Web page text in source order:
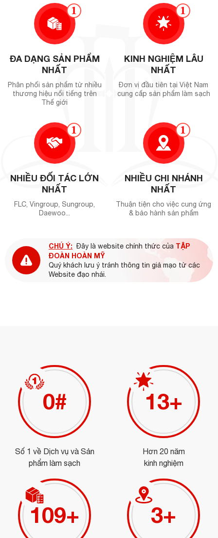
1
ĐA DẠNG SẢN PHẨM
NHẤT
Phân phối sản phẩm từ nhiều
thương hiệu nổi tiếng trên
Thế giới
1
KINH NGHIỆM LÂU
NHẤT
Đơn vị đầu tiên tại Việt Nam
cung cấp sản phẩm làm sạch
1
NHIỀU ĐỐI TÁC LỚN
NHẤT
FLC, Vingroup, Sungroup,
Daewoo...
1
NHIỀU CHI NHÁNH
NHẤT
Thuận tiện cho việc cung ứng
& bảo hành sản phẩm
CHÚ Ý: Đây là website chính thức của TẬP
ĐOÀN HOÀN MỸ
Quý khách lưu ý tránh thông tin giả mạo từ các
Website đạo nhái.
0#
Số 1 về Dịch vụ và Sản
phẩm làm sạch
15+
Hơn 20 năm
kinh nghiệm
123+ 3+